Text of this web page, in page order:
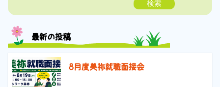
検索
最新の投稿
8月度美祢就職面接会